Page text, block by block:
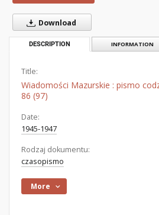
Download
DESCRIPTION INFORMATION
Title:
Wiadomości Mazurskie : pismo
86 (97)
Date:
1945-1947
Rodzaj dokumentu:
czasopismo
More